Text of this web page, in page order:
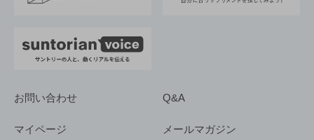
お問い合わせ Q&A
マイページ メールマガジン